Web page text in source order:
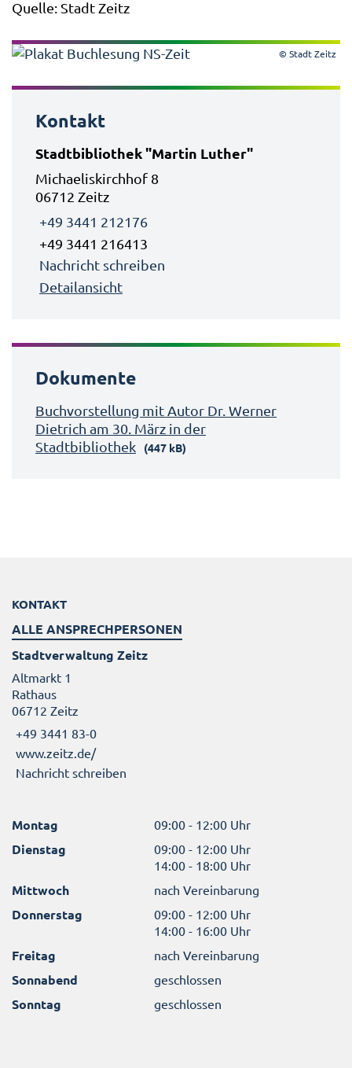
Quelle: Stadt Zeitz
© Stadt Zeitz
Kontakt
Stadtbibliothek "Martin Luther"
Michaeliskirchhof 8
06712 Zeitz
+49 3441 212176
+49 3441 216413
Nachricht schreiben
Detailansicht
Dokumente
Buchvorstellung mit Autor Dr. Werner
Dietrich am 30. März in der
Stadtbibliothek
(447 kB)
KONTAKT
ALLE ANSPRECHPERSONEN
Stadtverwaltung Zeitz
Altmarkt 1
Rathaus
06712 Zeitz
+49 3441 83-0
www.zeitz.de/
Nachricht schreiben
Montag 09:00 - 12:00 Uhr
Dienstag
09:00 - 12:00 Uhr
14:00 - 18:00 Uhr
Mittwoch nach Vereinbarung
Donnerstag
09:00 - 12:00 Uhr
14:00 - 16:00 Uhr
Freitag nach Vereinbarung
Sonnabend geschlossen
Sonntag geschlossen